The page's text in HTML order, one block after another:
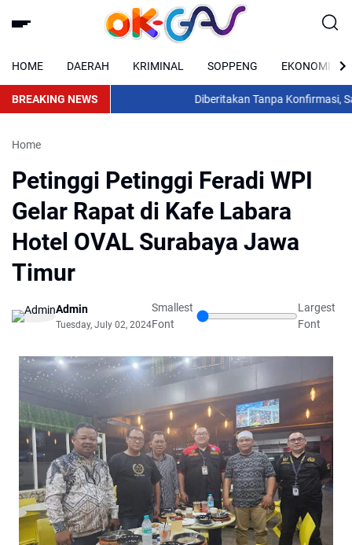
HOME DAERAH KRIMINAL SOPPENG EKONOMI
BREAKING NEWS Diberitakan Tanpa Konfirmasi,
Home
Petinggi Petinggi Feradi WPI
Gelar Rapat di Kafe Labara
Hotel OVAL Surabaya Jawa
Timur
Admin
Tuesday, July 02, 2024
Smallest
Font
Largest
Font